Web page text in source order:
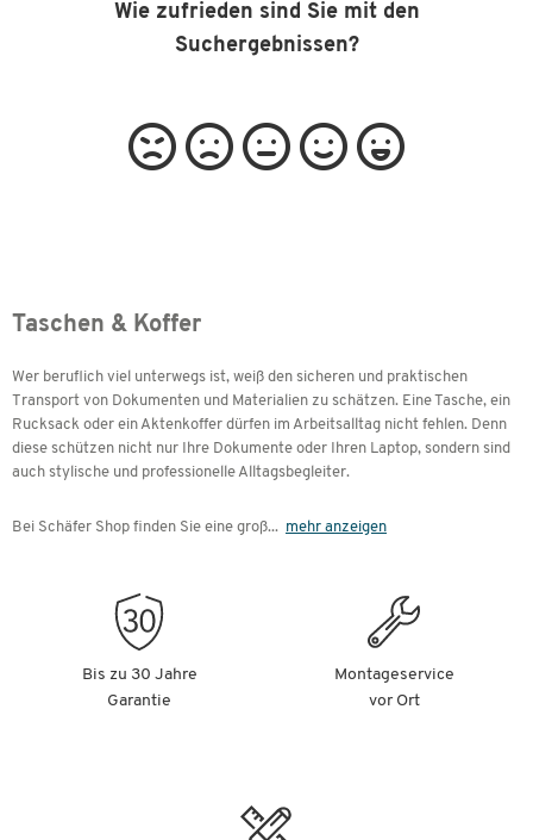
Wie zufrieden sind Sie mit den
Suchergebnissen?
Taschen & Koffer
Wer beruflich viel unterwegs ist, weiß den sicheren und praktischen
Transport von Dokumenten und Materialien zu schätzen. Eine Tasche, ein
Rucksack oder ein Aktenkoffer dürfen im Arbeitsalltag nicht fehlen. Denn
diese schützen nicht nur Ihre Dokumente oder Ihren Laptop, sondern sind
auch stylische und professionelle Alltagsbegleiter.
Bei Schäfer Shop finden Sie eine groß... mehr anzeigen
Bis zu 30 Jahre
Garantie
Montageservice
vor Ort